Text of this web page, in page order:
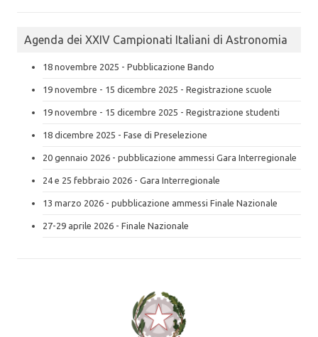
Agenda dei XXIV Campionati Italiani di Astronomia
18 novembre 2025 - Pubblicazione Bando
19 novembre - 15 dicembre 2025 - Registrazione scuole
19 novembre - 15 dicembre 2025 - Registrazione studenti
18 dicembre 2025 - Fase di Preselezione
20 gennaio 2026 - pubblicazione ammessi Gara Interregionale
24 e 25 febbraio 2026 - Gara Interregionale
13 marzo 2026 - pubblicazione ammessi Finale Nazionale
27-29 aprile 2026 - Finale Nazionale